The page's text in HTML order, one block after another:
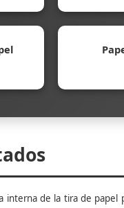
interna de la tira de